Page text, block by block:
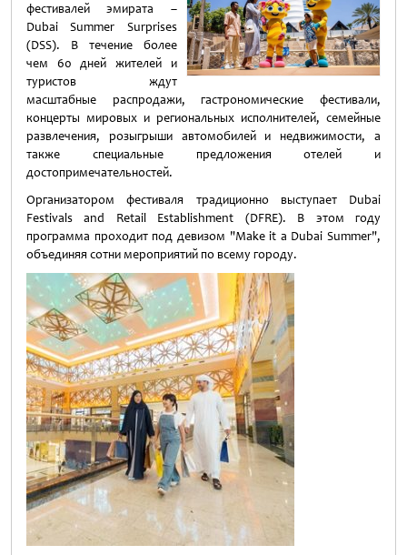
фестивалей эмирата –
Dubai Summer Surprises
(DSS). В течение более
чем 60 дней жителей и
туристов ждут
масштабные распродажи, гастрономические фестивали,
концерты мировых и региональных исполнителей, семейные
развлечения, розыгрыши автомобилей и недвижимости, а
также специальные предложения отелей и
достопримечательностей.
Организатором фестиваля традиционно выступает Dubai
Festivals and Retail Establishment (DFRE). В этом году
программа проходит под девизом "Make it a Dubai Summer",
объединяя сотни мероприятий по всему городу.